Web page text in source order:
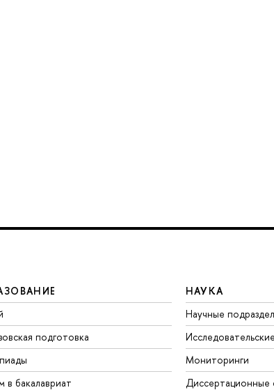
подготовка
в бакалавриат
НАУКА
Научные
Мониторинги
Диссертационные